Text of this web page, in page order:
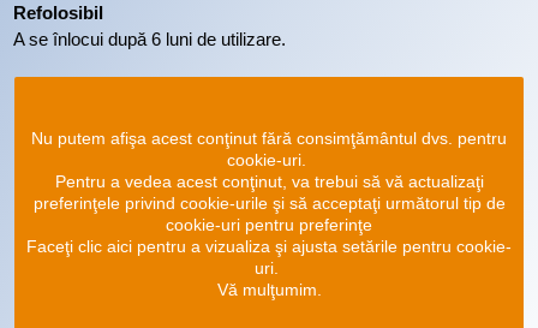
Refolosibil
A se înlocui după 6 luni de utilizare.
Nu putem afişa acest conţinut fără consimţământul dvs. pentru
cookie-uri.
Pentru a vedea acest conţinut, va trebui să vă actualizaţi
preferinţele privind cookie-urile şi să acceptaţi următorul tip de
cookie-uri pentru preferinţe
Faceţi clic aici pentru a vizualiza şi ajusta setările pentru cookie-
uri.
Vă mulţumim.